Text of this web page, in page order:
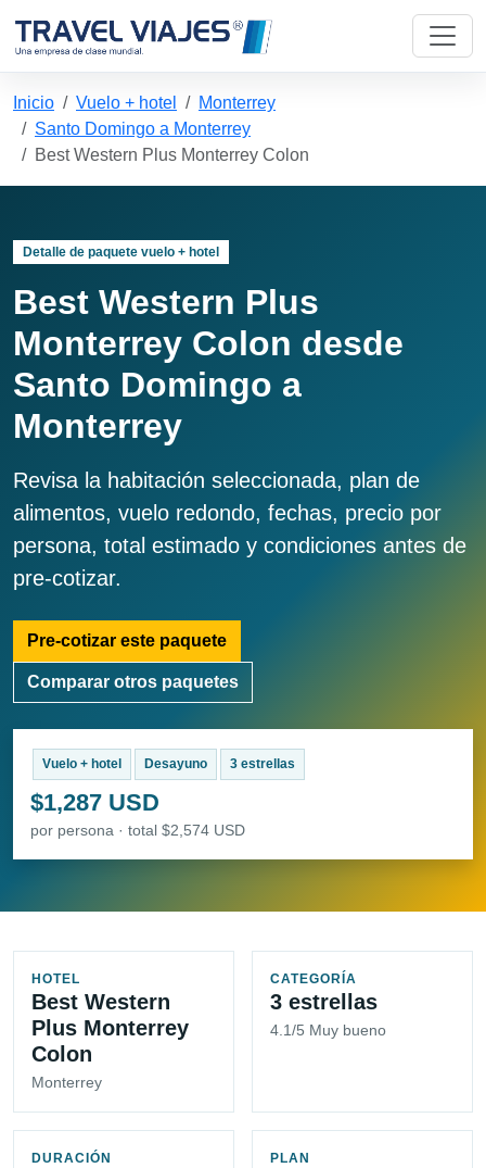
Inicio Vuelo + hotel
Monterrey
Santo Domingo a Monterrey
Best Western Plus Monterrey Colon
Detalle de paquete vuelo + hotel
Best Western Plus
Monterrey Colon desde
Santo Domingo a
Monterrey
Revisa la habitación seleccionada, plan de
alimentos, vuelo redondo, fechas, precio por
persona, total estimado y condiciones antes de
pre-cotizar.
Pre-cotizar este paquete
Comparar otros paquetes
Vuelo + hotel Desayuno 3 estrellas
$1,287 USD
por persona · total $2,574 USD
HOTEL
Best Western
Plus Monterrey
Colon
Monterrey
CATEGORÍA
3 estrellas
4.1/5 Muy bueno
DURACIÓN PLAN